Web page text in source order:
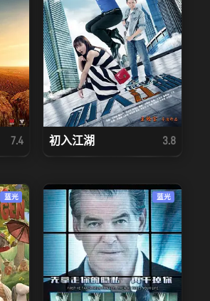
7.4 初入江湖 3.8
蓝光 蓝光